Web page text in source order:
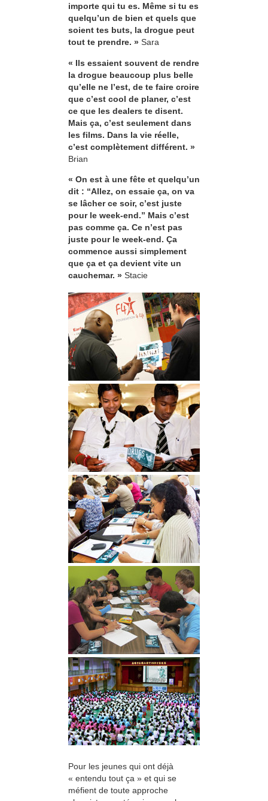
importe qui tu es. Même si tu es
quelqu’un de bien et quels que
soient tes buts, la drogue peut
tout te prendre. » Sara
« Ils essaient souvent de rendre
la drogue beaucoup plus belle
qu’elle ne l’est, de te faire croire
que c’est cool de planer, c’est
ce que les dealers te disent.
Mais ça, c’est seulement dans
les films. Dans la vie réelle,
c’est complètement différent. »
Brian
« On est à une fête et quelqu’un
dit : “Allez, on essaie ça, on va
se lâcher ce soir, c’est juste
pour le week-end.” Mais c’est
pas comme ça. Ce n’est pas
juste pour le week-end. Ça
commence aussi simplement
que ça et ça devient vite un
cauchemar. » Stacie
Pour les jeunes qui ont déjà
« entendu tout ça » et qui se
méfient de toute approche